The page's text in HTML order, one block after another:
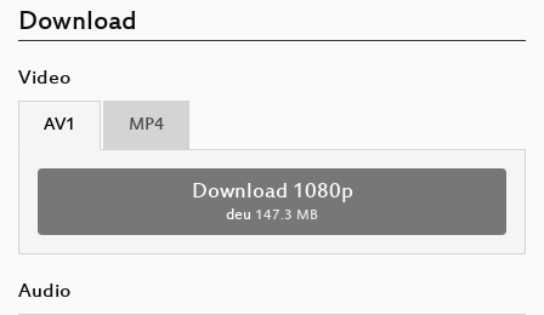
Download
Video
AV1 MP4
Download 1080p
deu 147.3 MB
Audio